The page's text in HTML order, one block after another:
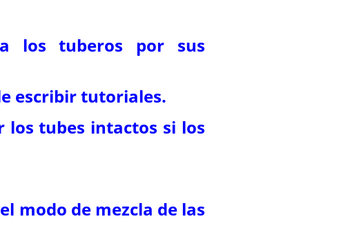
los tuberos por sus
escribir tutoriales.
tubes intactos si los
modo de mezcla de las